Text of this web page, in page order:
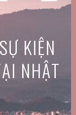
KIỆN
NHẬT